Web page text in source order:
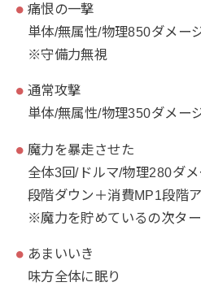
痛恨の一撃
単体/無属性/物理850ダメー
※守備力無視
通常攻撃
単体/無属性/物理350ダメー
魔力を暴走させた
全体3回/ドルマ/物理280ダ
段階ダウン＋消費MP1段階
※魔力を貯めているの次タ
あまいいき
味方全体に眠り